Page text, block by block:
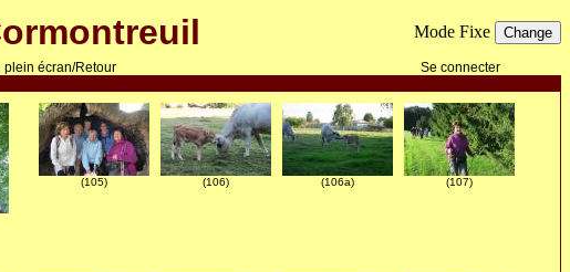
Mode Fixe
plein écran/Retour
Se connecter
(105) (106) (106a) (107)